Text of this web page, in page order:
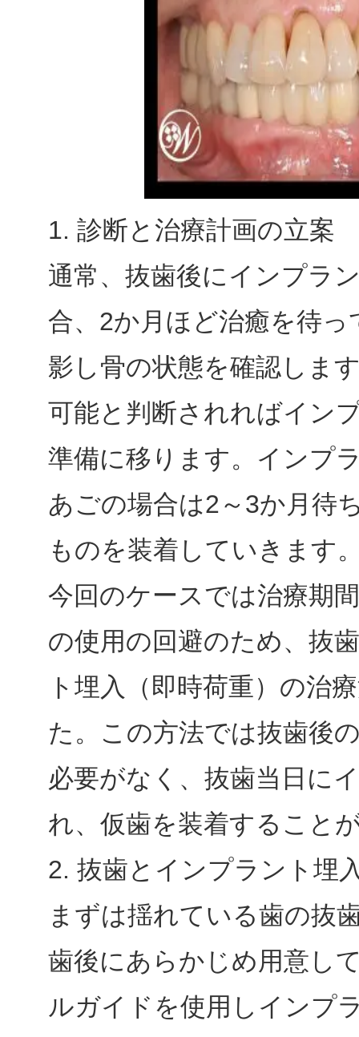
1. 診断と治療計画の立案
通常、抜歯後にインプラ
合、2か月ほど治癒を待
影し骨の状態を確認しま
可能と判断されればイン
準備に移ります。インプ
あごの場合は2～3か月待
ものを装着していきます
今回のケースでは治療期
の使用の回避のため、抜
ト埋入（即時荷重）の治
た。この方法では抜歯後
必要がなく、抜歯当日に
れ、仮歯を装着すること
2. 抜歯とインプラント埋
まずは揺れている歯の抜
歯後にあらかじめ用意し
ルガイドを使用しインプ